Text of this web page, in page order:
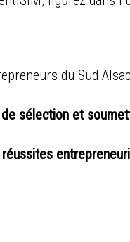
du Sud
sélection et